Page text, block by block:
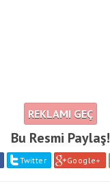
REKLAMI GEÇ
Bu Resmi Paylaş!
Twitter Google+